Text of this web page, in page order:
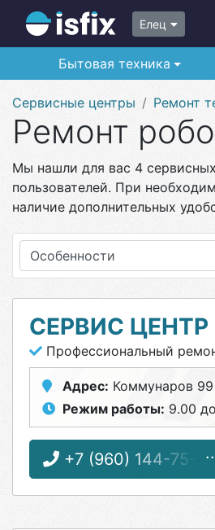
Елец
Бытовая техника
Сервисные центры Ремонт
Ремонт
Мы нашли для вас 4
пользователей. При
наличие дополнительных
Особенности
СЕРВИС
Профессиональный
Адрес: Коммунаров 99
Режим работы: 9.00
+7 (960) 144-75-91